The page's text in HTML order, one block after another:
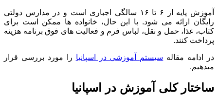
آموزش پایه از ۶ تا ۱۶ سالگی اجباری است و در مدارس دولتی
رایگان ارائه می شود. با این حال، خانواده ها ممکن است برای
کتاب، غذا، حمل و نقل، لباس فرم و فعالیت های فوق برنامه هزینه
پرداخت کنند.
در ادامه مقاله سیستم آموزشی در اسپانیا را مورد بررسی قرار
میدهیم.
ساختار کلی آموزش در اسپانیا